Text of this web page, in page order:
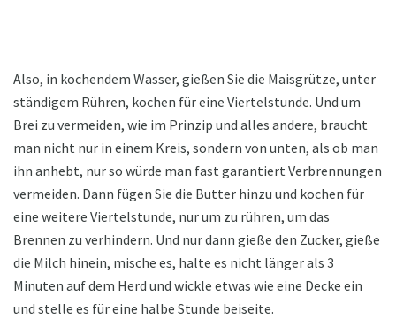
Also, in kochendem Wasser, gießen Sie die Maisgrütze, unter
ständigem Rühren, kochen für eine Viertelstunde. Und um
Brei zu vermeiden, wie im Prinzip und alles andere, braucht
man nicht nur in einem Kreis, sondern von unten, als ob man
ihn anhebt, nur so würde man fast garantiert Verbrennungen
vermeiden. Dann fügen Sie die Butter hinzu und kochen für
eine weitere Viertelstunde, nur um zu rühren, um das
Brennen zu verhindern. Und nur dann gieße den Zucker, gieße
die Milch hinein, mische es, halte es nicht länger als 3
Minuten auf dem Herd und wickle etwas wie eine Decke ein
und stelle es für eine halbe Stunde beiseite.